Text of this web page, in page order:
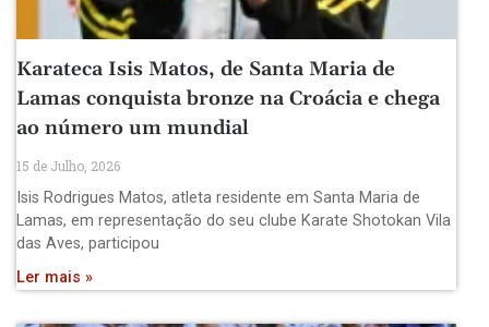
Karateca Isis Matos, de Santa Maria de
Lamas conquista bronze na Croácia e chega
ao número um mundial
15 de Julho, 2026
Isis Rodrigues Matos, atleta residente em Santa Maria de
Lamas, em representação do seu clube Karate Shotokan Vila
das Aves, participou
Ler mais »